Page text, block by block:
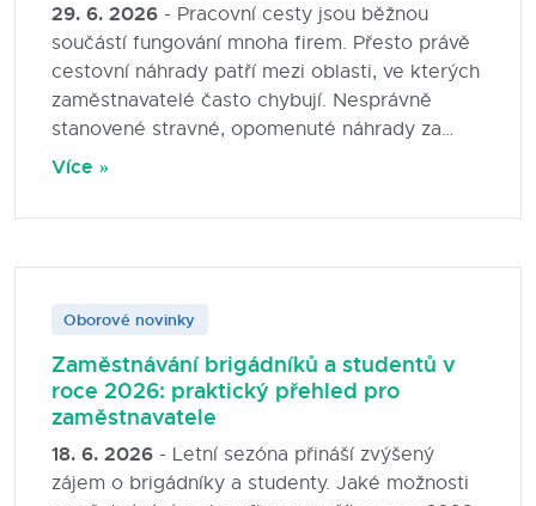
29. 6. 2026 - Pracovní cesty jsou běžnou
součástí fungování mnoha firem. Přesto právě
cestovní náhrady patří mezi oblasti, ve kterých
zaměstnavatelé často chybují. Nesprávně
stanovené stravné, opomenuté náhrady za
použití soukromého vozidla nebo chybně
znamenat zbytečné komplikace. V tomto
pro rok 2026 a tipy, jak nastavit procesy
Více »
Oborové novinky
Zaměstnávání brigádníků a studentů v
roce 2026: praktický přehled pro
zaměstnavatele
18. 6. 2026 - Letní sezóna přináší zvýšený
zájem o brigádníky a studenty. Jaké možnosti